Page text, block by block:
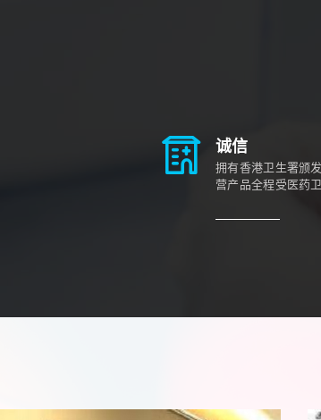
诚信
拥有香港卫生署颁
营产品全程受医药